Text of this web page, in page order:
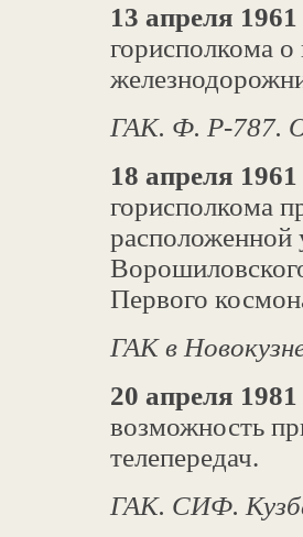
13 апреля 1961
горисполкома
ГАК. Ф. Р-787.
18 апреля 1961
горисполкома
расположенной
Первого
ГАК в
20 апреля 1981
возможность
телепередач.
ГАК. СИФ.